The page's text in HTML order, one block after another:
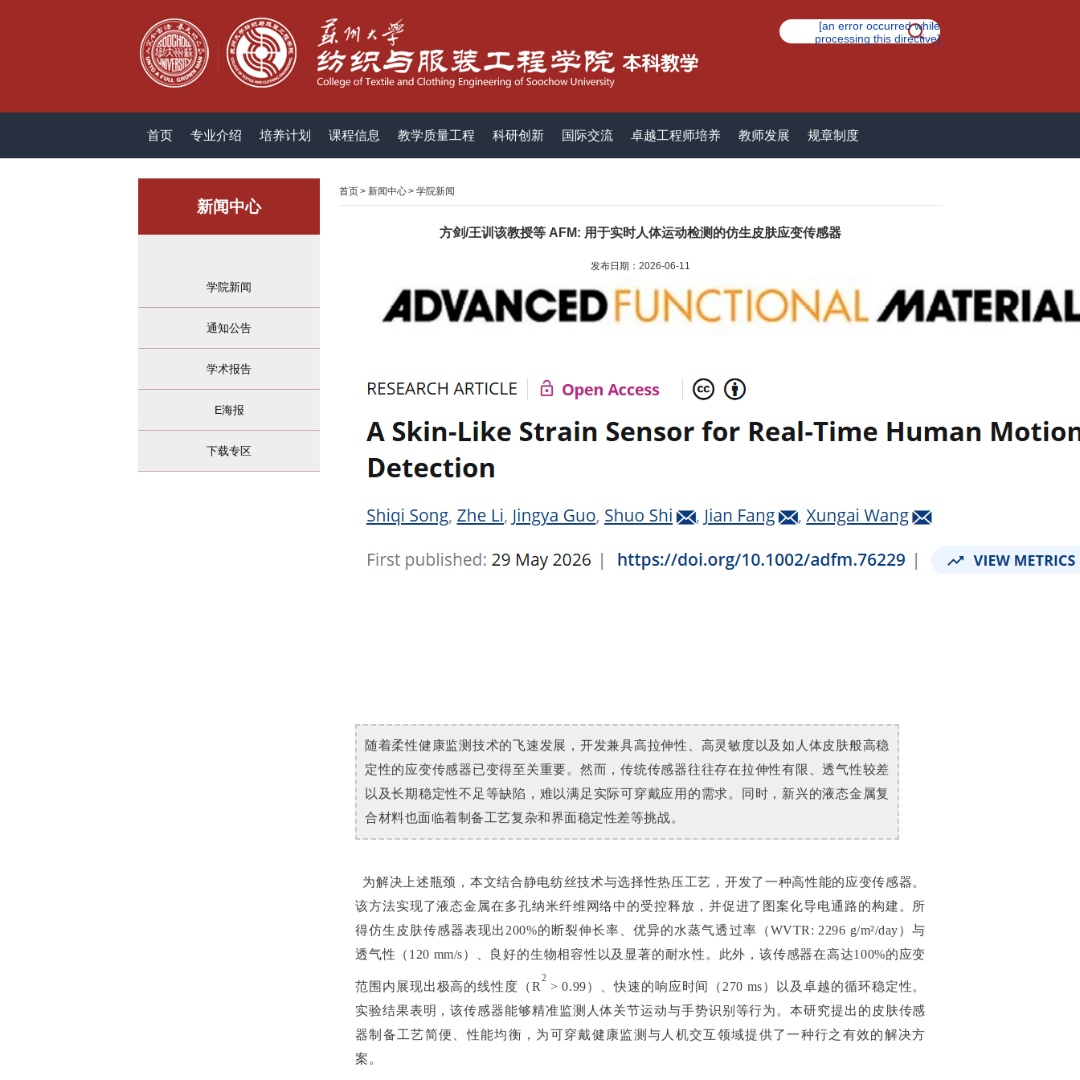
[an error occurred while
processing this directive]
首页 专业介绍 培养计划 课程信息 教学质量工程 科研创新 国际交流 卓越工程师培养 教师发展 规章制度
新闻中心
学院新闻
通知公告
学术报告
E海报
下载专区
首页> 新闻中心> 学院新闻
方剑/王训该教授等 AFM: 用于实时人体运动检测的仿生皮肤应变传感器
发布日期：2026-06-11
随着柔性健康监测技术的飞速发展，开发兼具高拉伸性、高灵敏度以及如人体皮肤般高稳
定性的应变传感器已变得至关重要。然而，传统传感器往往存在拉伸性有限、透气性较差
以及长期稳定性不足等缺陷，难以满足实际可穿戴应用的需求。同时，新兴的液态金属复
合材料也面临着制备工艺复杂和界面稳定性差等挑战。
为解决上述瓶颈，本文结合静电纺丝技术与选择性热压工艺，开发了一种高性能的应变传感器。
该方法实现了液态金属在多孔纳米纤维网络中的受控释放，并促进了图案化导电通路的构建。所
得仿生皮肤传感器表现出 200%的断裂伸长率、优异的水蒸气透过率（WVTR: 2296 g/m²/day）与
透气性（ 120 mm/s）、良好的生物相容性以及显著的耐水性。此外，该传感器在高达100%的应变
范围内展现出极高的线性度（R
2
> 0.99）、快速的响应时间（ 270 ms）以及卓越的循环稳定性。
实验结果表明，该传感器能够精准监测人体关节运动与手势识别等行为。本研究提出的皮肤传感
器制备工艺简便、性能均衡，为可穿戴健康监测与人机交互领域提供了一种行之有效的解决方
案。